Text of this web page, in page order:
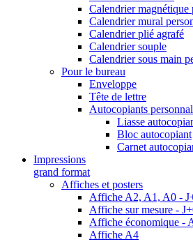
Calendrier magnétique
Calendrier mural
Calendrier plié agrafé
Calendrier souple
Calendrier sous main
Pour le bureau
Enveloppe
Tête de lettre
Autocopiants
Liasse
Bloc autocopiant
Carnet
Impressions
grand format
Affiches et posters
Affiche A2, A1, A0 -
Affiche sur mesure -
Affiche économique -
Affiche A4